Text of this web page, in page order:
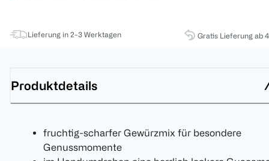
Lieferung in 2-3 Werktagen Gratis Lieferung ab
Produktdetails
fruchtig-scharfer Gewürzmix für besondere
Genussmomente